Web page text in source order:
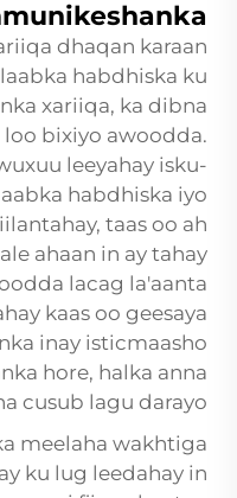
dhaqan karaan
habdhiska ku
xariiqa, ka dibna
bixiyo awoodda.
leeyahay isku-
habdhiska iyo
taas oo ah
ahaan in ay tahay
lacag la'aanta
kaas oo geesaya
inay isticmaasho
hore, halka anna
cusub lagu darayo.
meelaha wakhtiga
ku lug leedahay in